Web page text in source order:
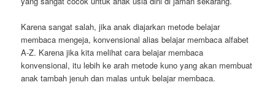
Karena sangat salah, jika anak diajarkan metode belajar
membaca mengeja, konvensional alias belajar membaca alfabet
A-Z. Karena jika kita melihat cara belajar membaca
konvensional, itu lebih ke arah metode kuno yang akan membuat
anak tambah jenuh dan malas untuk belajar membaca.